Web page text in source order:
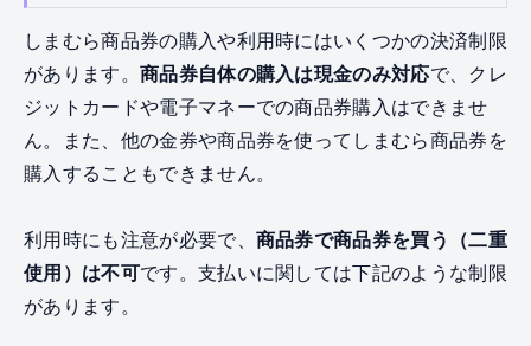
しまむら商品券の購入や利用時にはいくつかの決済制限
があります。 商品券自体の購入は現金のみ対応で、クレ
ジットカードや電子マネーでの商品券購入はできませ
ん。また、他の金券や商品券を使ってしまむら商品券を
購入することもできません。
利用時にも注意が必要で、 商品券で商品券を買う（二重
使用）は不可です。支払いに関しては下記のような制限
があります。